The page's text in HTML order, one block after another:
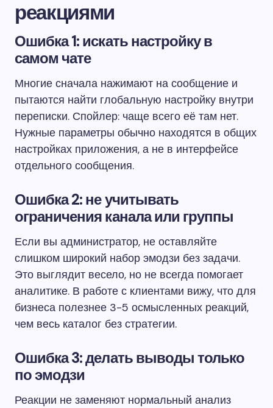
реакциями
Ошибка 1: искать настройку в
самом чате
Многие сначала нажимают на сообщение и
пытаются найти глобальную настройку внутри
переписки. Спойлер: чаще всего её там нет.
Нужные параметры обычно находятся в общих
настройках приложения, а не в интерфейсе
отдельного сообщения.
Ошибка 2: не учитывать
ограничения канала или группы
Если вы администратор, не оставляйте
слишком широкий набор эмодзи без задачи.
Это выглядит весело, но не всегда помогает
аналитике. В работе с клиентами вижу, что для
бизнеса полезнее 3-5 осмысленных реакций,
чем весь каталог без стратегии.
Ошибка 3: делать выводы только
по эмодзи
Реакции не заменяют нормальный анализ